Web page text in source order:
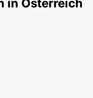
in Österreich